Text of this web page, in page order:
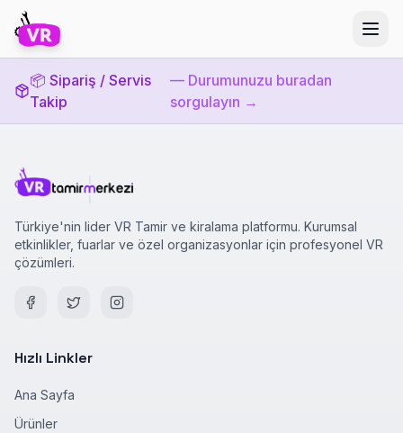
📦 Sipariş / Servis
Takip
— Durumunuzu buradan
sorgulayın →
Türkiye'nin lider VR Tamir ve kiralama platformu. Kurumsal
etkinlikler, fuarlar ve özel organizasyonlar için profesyonel VR
çözümleri.
Hızlı Linkler
Ana Sayfa
Ürünler